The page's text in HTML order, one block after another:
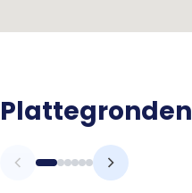
Plattegronden